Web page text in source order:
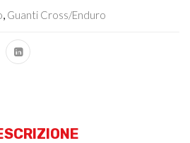
, Guanti Cross/enduro